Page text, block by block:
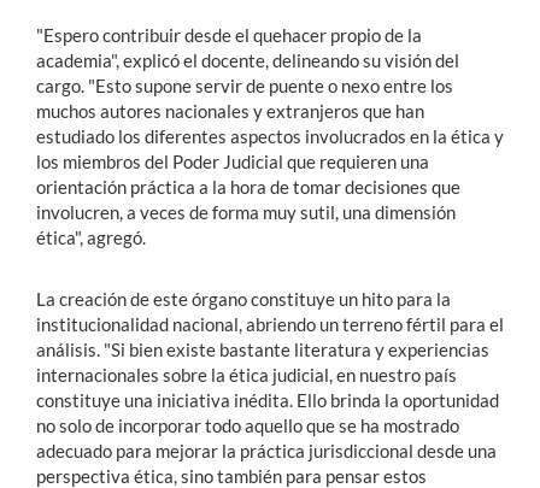
"Espero contribuir desde el quehacer propio de la
academia", explicó el docente, delineando su visión del
cargo. "Esto supone servir de puente o nexo entre los
muchos autores nacionales y extranjeros que han
estudiado los diferentes aspectos involucrados en la ética y
los miembros del Poder Judicial que requieren una
orientación práctica a la hora de tomar decisiones que
involucren, a veces de forma muy sutil, una dimensión
ética", agregó.
La creación de este órgano constituye un hito para la
institucionalidad nacional, abriendo un terreno fértil para el
análisis. "Si bien existe bastante literatura y experiencias
internacionales sobre la ética judicial, en nuestro país
constituye una iniciativa inédita. Ello brinda la oportunidad
no solo de incorporar todo aquello que se ha mostrado
adecuado para mejorar la práctica jurisdiccional desde una
perspectiva ética, sino también para pensar estos